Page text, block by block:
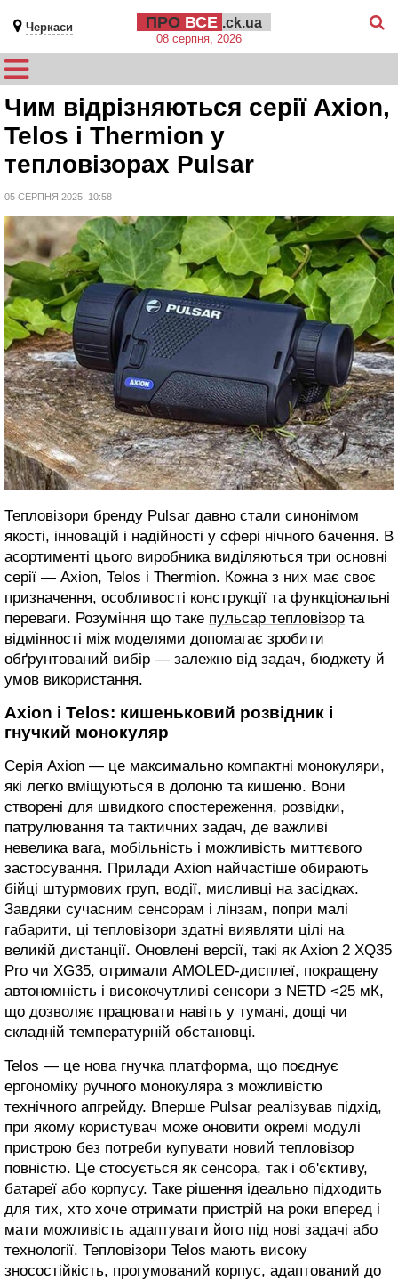
Черкаси ПРО ВСЕ .ck.ua
08 серпня, 2026
Чим відрізняються серії Axion,
Telos і Thermion у
тепловізорах Pulsar
05 СЕРПНЯ 2025, 10:58
Тепловізори бренду Pulsar давно стали синонімом
якості, інновацій і надійності у сфері нічного бачення. В
асортименті цього виробника виділяються три основні
серії — Axion, Telos і Thermion. Кожна з них має своє
призначення, особливості конструкції та функціональні
переваги. Розуміння що таке пульсар тепловізор та
відмінності між моделями допомагає зробити
обґрунтований вибір — залежно від задач, бюджету й
умов використання.
Axion і Telos: кишеньковий розвідник і
гнучкий монокуляр
Серія Axion — це максимально компактні монокуляри,
які легко вміщуються в долоню та кишеню. Вони
створені для швидкого спостереження, розвідки,
патрулювання та тактичних задач, де важливі
невелика вага, мобільність і можливість миттєвого
застосування. Прилади Axion найчастіше обирають
бійці штурмових груп, водії, мисливці на засідках.
Завдяки сучасним сенсорам і лінзам, попри малі
габарити, ці тепловізори здатні виявляти цілі на
великій дистанції. Оновлені версії, такі як Axion 2 XQ35
Pro чи XG35, отримали AMOLED-дисплеї, покращену
автономність і високочутливі сенсори з NETD <25 мК,
що дозволяє працювати навіть у тумані, дощі чи
складній температурній обстановці.
Telos — це нова гнучка платформа, що поєднує
ергономіку ручного монокуляра з можливістю
технічного апгрейду. Вперше Pulsar реалізував підхід,
при якому користувач може оновити окремі модулі
пристрою без потреби купувати новий тепловізор
повністю. Це стосується як сенсора, так і об'єктиву,
батареї або корпусу. Таке рішення ідеально підходить
для тих, хто хоче отримати пристрій на роки вперед і
мати можливість адаптувати його під нові задачі або
технології. Тепловізори Telos мають високу
зносостійкість, прогумований корпус, адаптований до